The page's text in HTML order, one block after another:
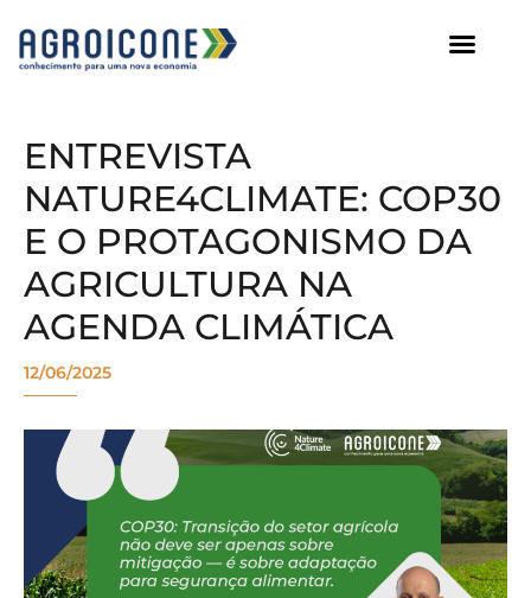
ENTREVISTA
NATURE4CLIMATE: COP30
E O PROTAGONISMO DA
AGRICULTURA NA
AGENDA CLIMÁTICA
12/06/2025